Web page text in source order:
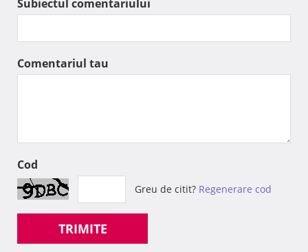
Subiectul comentariului
Comentariul tau
Cod
Greu de citit? Regenerare cod
TRIMITE